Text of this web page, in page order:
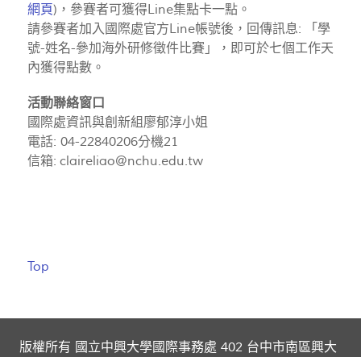
網頁)，參賽者可獲得Line集點卡一點。
請參賽者加入國際處官方Line帳號後，回傳訊息: 「學
號-姓名-參加海外研修徵件比賽」，即可於七個工作天
內獲得點數。
活動聯絡窗口
國際處資訊與創新組廖郁淳小姐
電話: 04-22840206分機21
信箱: claireliao@nchu.edu.tw
Top
版權所有 國立中興大學國際事務處 402 台中市南區興大